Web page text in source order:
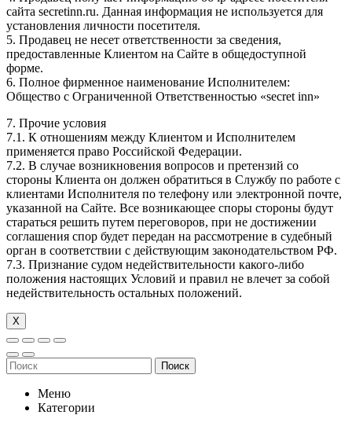
сайта secretinn.ru. Данная информация не используется для
установления личности посетителя.
5. Продавец не несет ответственности за сведения,
предоставленные Клиентом на Сайте в общедоступной
форме.
6. Полное фирменное наименование Исполнителем:
Общество с Ограниченной Ответственностью «secret inn»
7. Прочие условия
7.1. К отношениям между Клиентом и Исполнителем
применяется право Российской Федерации.
7.2. В случае возникновения вопросов и претензий со
стороны Клиента он должен обратиться в Службу по работе с
клиентами Исполнителя по телефону или электронной почте,
указанной на Сайте. Все возникающее споры стороны будут
стараться решить путем переговоров, при не достижении
соглашения спор будет передан на рассмотрение в судебный
орган в соответствии с действующим законодательством РФ.
7.3. Признание судом недействительности какого-либо
положения настоящих Условий и правил не влечет за собой
недействительность остальных положений.
Х
Поиск
Меню
Категории